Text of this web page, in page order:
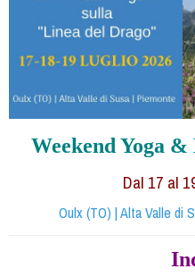
Weekend Yoga
Dal 17 al
Oulx (TO) | Alta Valle di